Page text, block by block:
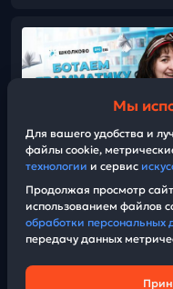
Мы
Для вашего удобства и
файлы cookie,
технологии и сервис
Продолжая просмотр
использованием файлов
обработки персональных
передачу данных